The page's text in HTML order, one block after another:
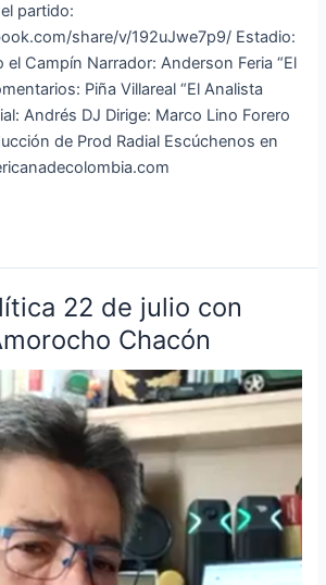
partido:
share/v/192uJwe7p9/ Estadio:
el Campín Narrador: Anderson Feria “El
Piña Villareal “El Analista
Andrés DJ Dirige: Marco Lino Forero
de Prod Radial Escúchenos en
22 de julio con
Chacón